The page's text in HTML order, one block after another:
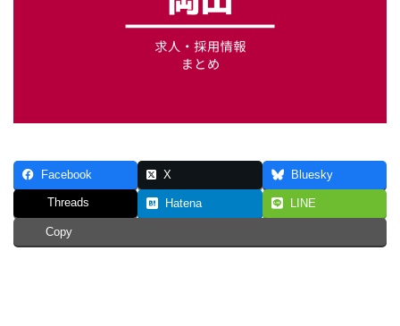
Facebook X Bluesky
Threads Hatena LINE
Copy